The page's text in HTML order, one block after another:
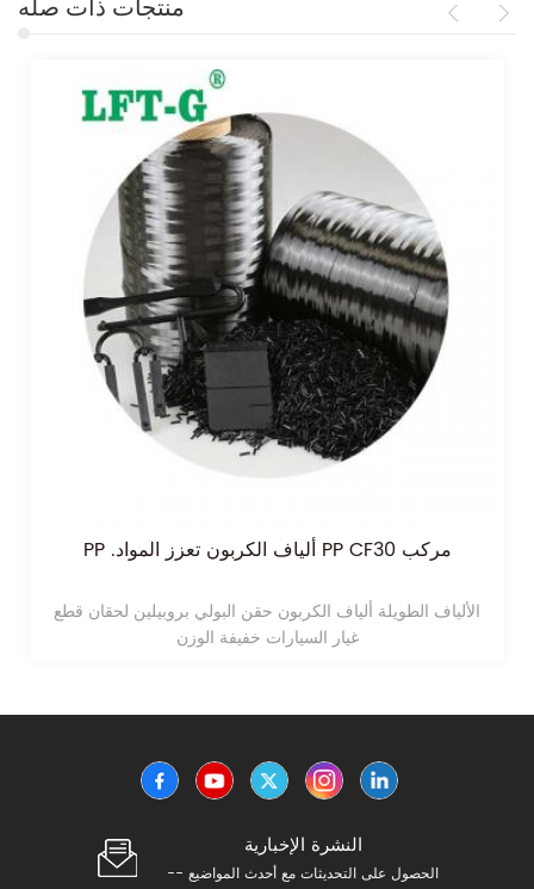
منتجات ذات صله
PP .ألياف الكربون تعزز المواد PP CF30 مركب
الألياف الطويلة ألياف الكربون حقن البولي بروبيلين لحقان قطع
غيار السيارات خفيفة الوزن
النشرة الإخبارية
-- الحصول على التحديثات مع أحدث المواضيع